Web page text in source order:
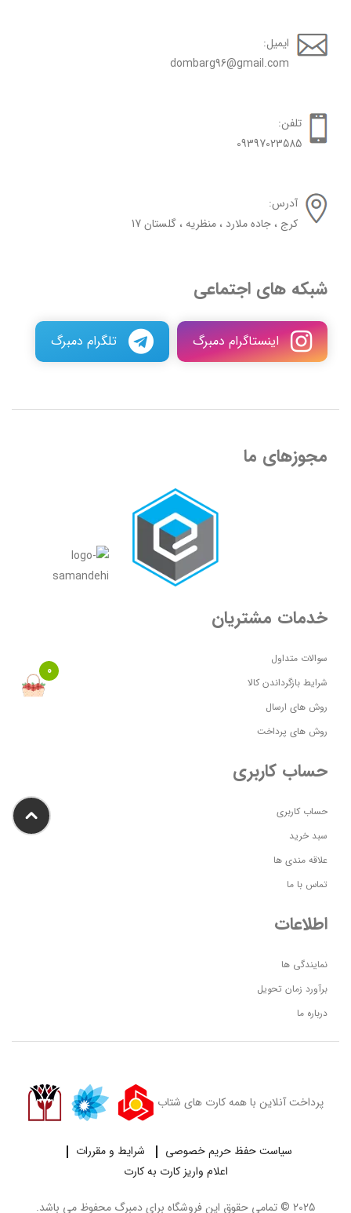
ایمیل:
dombarg96@gmail.com
تلفن:
09397023585
آدرس:
کرج ، جاده ملارد ، منظریه ، گلستان 17
شبکه های اجتماعی
اینستاگرام دمبرگ تلگرام دمبرگ
مجوزهای ما
خدمات مشتریان
سوالات متداول
شرایط بازگرداندن کالا
روش های ارسال
روش های پرداخت
حساب کاربری
حساب کاربری
سبد خرید
علاقه مندی ها
تماس با ما
اطلاعات
نمایندگی ها
برآورد زمان تحویل
درباره ما
پرداخت آنلاین با همه کارت های شتاب
سیاست حفظ حریم خصوصی
شرایط و مقررات
اعلام واریز کارت به کارت
2025 © تمامی حقوق این فروشگاه برای دمبرگ محفوظ می باشد.
0